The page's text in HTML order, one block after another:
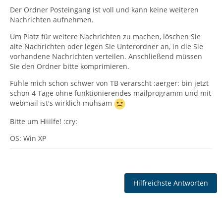
Der Ordner Posteingang ist voll und kann keine weiteren
Nachrichten aufnehmen.
Um Platz für weitere Nachrichten zu machen, löschen Sie
alte Nachrichten oder legen Sie Unterordner an, in die Sie
vorhandene Nachrichten verteilen. Anschließend müssen
Sie den Ordner bitte komprimieren.
Fühle mich schon schwer von TB verarscht :aerger: bin jetzt
schon 4 Tage ohne funktionierendes mailprogramm und mit
webmail ist's wirklich mühsam
Bitte um Hiiilfe! :cry:
OS: Win XP
Hilfreichste Antworten